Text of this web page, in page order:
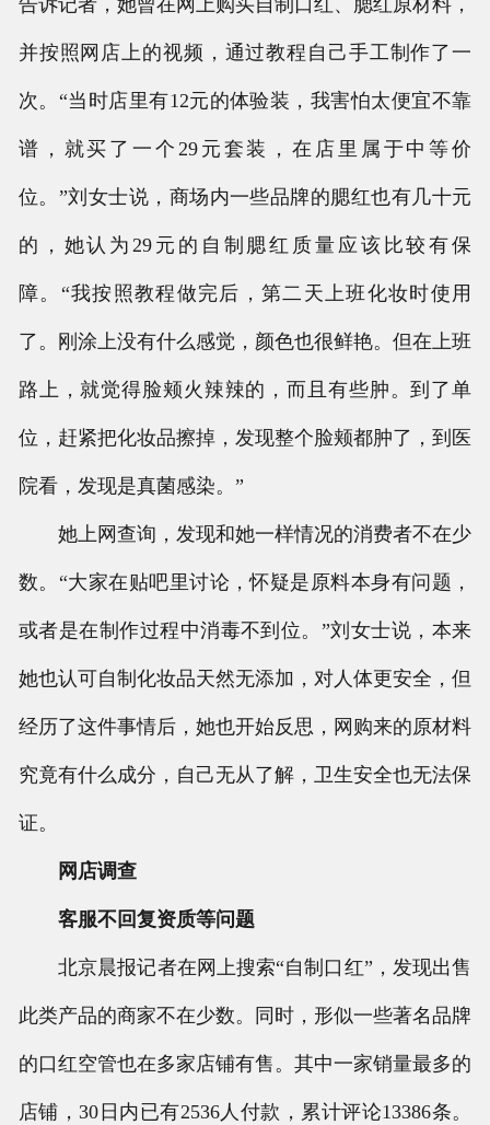
告诉记者，她曾在网上购买自制口红、腮红原材料，
并按照网店上的视频，通过教程自己手工制作了一
次。“当时店里有12元的体验装，我害怕太便宜不靠
谱，就买了一个29元套装，在店里属于中等价
位。”刘女士说，商场内一些品牌的腮红也有几十元
的，她认为29元的自制腮红质量应该比较有保
障。“我按照教程做完后，第二天上班化妆时使用
了。刚涂上没有什么感觉，颜色也很鲜艳。但在上班
路上，就觉得脸颊火辣辣的，而且有些肿。到了单
位，赶紧把化妆品擦掉，发现整个脸颊都肿了，到医
院看，发现是真菌感染。”
她上网查询，发现和她一样情况的消费者不在少
数。“大家在贴吧里讨论，怀疑是原料本身有问题，
或者是在制作过程中消毒不到位。”刘女士说，本来
她也认可自制化妆品天然无添加，对人体更安全，但
经历了这件事情后，她也开始反思，网购来的原材料
究竟有什么成分，自己无从了解，卫生安全也无法保
证。
网店调查
客服不回复资质等问题
北京晨报记者在网上搜索“自制口红”，发现出售
此类产品的商家不在少数。同时，形似一些著名品牌
的口红空管也在多家店铺有售。其中一家销量最多的
店铺，30日内已有2536人付款，累计评论13386条。